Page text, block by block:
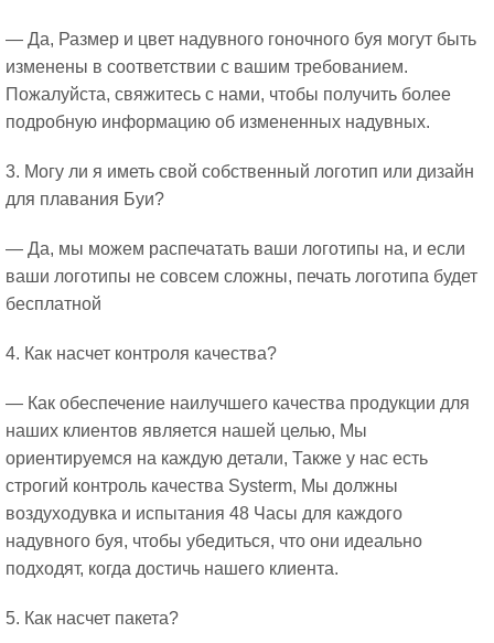
— Да, Размер и цвет надувного гоночного буя могут быть
изменены в соответствии с вашим требованием.
Пожалуйста, свяжитесь с нами, чтобы получить более
подробную информацию об измененных надувных.
3. Могу ли я иметь свой собственный логотип или дизайн
для плавания Буи?
— Да, мы можем распечатать ваши логотипы на, и если
ваши логотипы не совсем сложны, печать логотипа будет
бесплатной
4. Как насчет контроля качества?
— Как обеспечение наилучшего качества продукции для
наших клиентов является нашей целью, Мы
ориентируемся на каждую детали, Также у нас есть
строгий контроль качества Systerm, Мы должны
воздуходувка и испытания 48 Часы для каждого
надувного буя, чтобы убедиться, что они идеально
подходят, когда достичь нашего клиента.
5. Как насчет пакета?